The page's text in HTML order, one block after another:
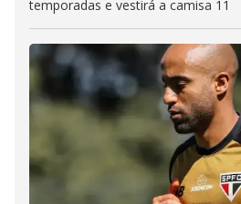
temporadas e vestirá a camisa 11